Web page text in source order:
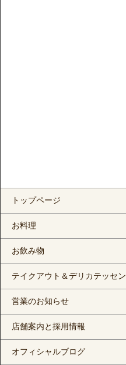
トップページ
お料理
お飲み物
テイクアウト＆デリカテッセン
営業のお知らせ
店舗案内と採用情報
オフィシャルブログ